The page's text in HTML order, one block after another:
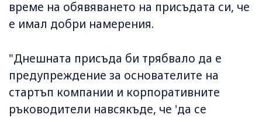
време на обявяването на присъдата си, че
е имал добри намерения.
"Днешната присъда би трябвало да е
предупреждение за основателите на
стартъп компании и корпоративните
ръководители навсякъде, че 'да се